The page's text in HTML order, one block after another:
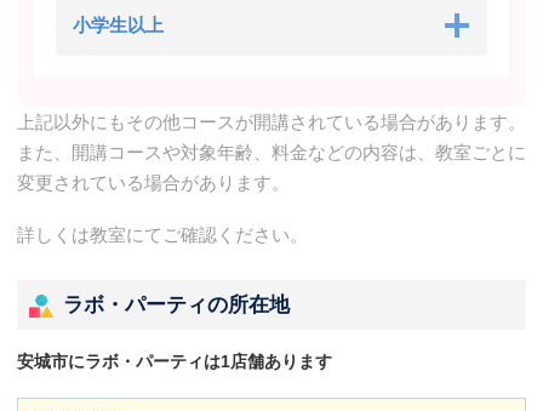
小学生以上
上記以外にもその他コースが開講されている場合があります。
また、開講コースや対象年齢、料金などの内容は、教室ごとに
変更されている場合があります。
詳しくは教室にてご確認ください。
ラボ・パーティの所在地
安城市にラボ・パーティは1店舗あります